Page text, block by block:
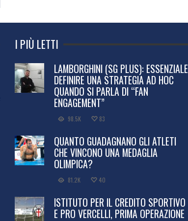
I PIÙ LETTI
LAMBORGHINI (SG PLUS): ESSENZIALE
DEFINIRE UNA STRATEGIA AD HOC
QUANDO SI PARLA DI “FAN
ENGAGEMENT”
98.5K 83
QUANTO GUADAGNANO GLI ATLETI
CHE VINCONO UNA MEDAGLIA
OLIMPICA?
81.2K 40
ISTITUTO PER IL CREDITO SPORTIVO
E PRO VERCELLI, PRIMA OPERAZIONE